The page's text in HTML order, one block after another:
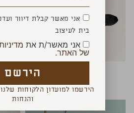
אני מאשר קבלת דיוור
בית לעיצוב
אני מאשר/ת את
של האתר.
הירשם
הירשמו למועדון הלקוחות
והנחות